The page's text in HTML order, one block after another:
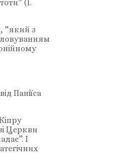
(І.
“який з
Паніїса
Церкви
І